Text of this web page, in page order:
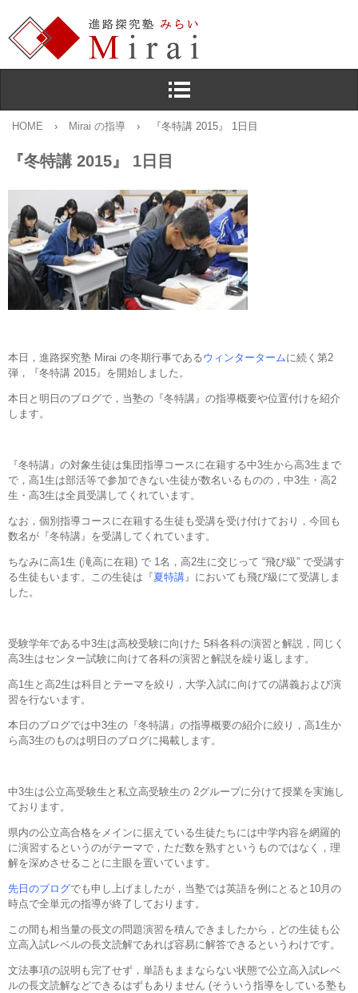
HOME › Mirai の指導 › 『冬特講 2015』 1日目
『冬特講 2015』 1日目
本日，進路探究塾 Mirai の冬期行事であるウィンタータームに続く第2
弾，『冬特講 2015』を開始しました。
本日と明日のブログで，当塾の『冬特講』の指導概要や位置付けを紹介
します。
『冬特講』の対象生徒は集団指導コースに在籍する中3生から高3生まで
で，高1生は部活等で参加できない生徒が数名いるものの，中3生・高2
生・高3生は全員受講してくれています。
なお，個別指導コースに在籍する生徒も受講を受け付けており，今回も
数名が『冬特講』を受講してくれています。
ちなみに高1生 (滝高に在籍) で 1名，高2生に交じって “飛び級” で受講す
る生徒もいます。この生徒は『夏特講』においても飛び級にて受講しま
した。
受験学年である中3生は高校受験に向けた 5科各科の演習と解説，同じく
高3生はセンター試験に向けて各科の演習と解説を繰り返します。
高1生と高2生は科目とテーマを絞り，大学入試に向けての講義および演
習を行ないます。
本日のブログでは中3生の『冬特講』の指導概要の紹介に絞り，高1生か
ら高3生のものは明日のブログに掲載します。
中3生は公立高受験生と私立高受験生の 2グループに分けて授業を実施し
ております。
県内の公立高合格をメインに据えている生徒たちには中学内容を網羅的
に演習するというのがテーマで，ただ数を熟すというものではなく，理
解を深めさせることに主眼を置いています。
先日のブログでも申し上げましたが，当塾では英語を例にとると10月の
時点で全単元の指導が終了しております。
この間も相当量の長文の問題演習を積んできましたから，どの生徒も公
立高入試レベルの長文読解であれば容易に解答できるというわけです。
文法事項の説明も完了せず，単語もままならない状態で公立高入試レベ
ルの長文読解などできるはずもありません (そういう指導をしている塾も